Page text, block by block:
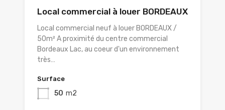
Local commercial à louer BORDEAUX
Local commercial neuf à louer BORDEAUX /
50m² A proximité du centre commercial
Bordeaux Lac, au coeur d'un environnement
très…
Surface
50 m2